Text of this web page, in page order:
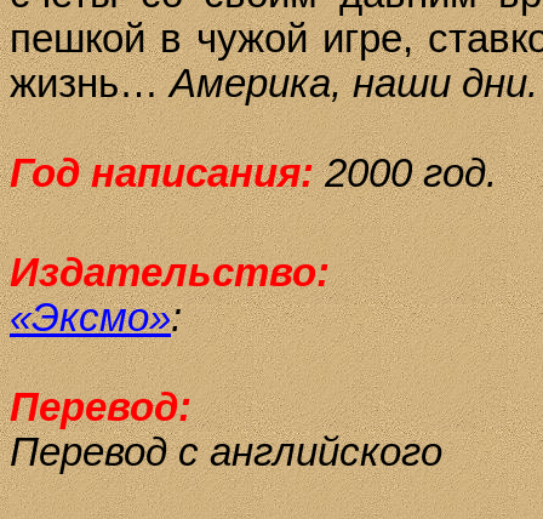
пеш­кой в чу­жой иг­ре,
жизнь…Америка, наши дни.
Год написания:2000 год.
Издательство:
«Эксмо»:
Перевод:
Перевод с английского